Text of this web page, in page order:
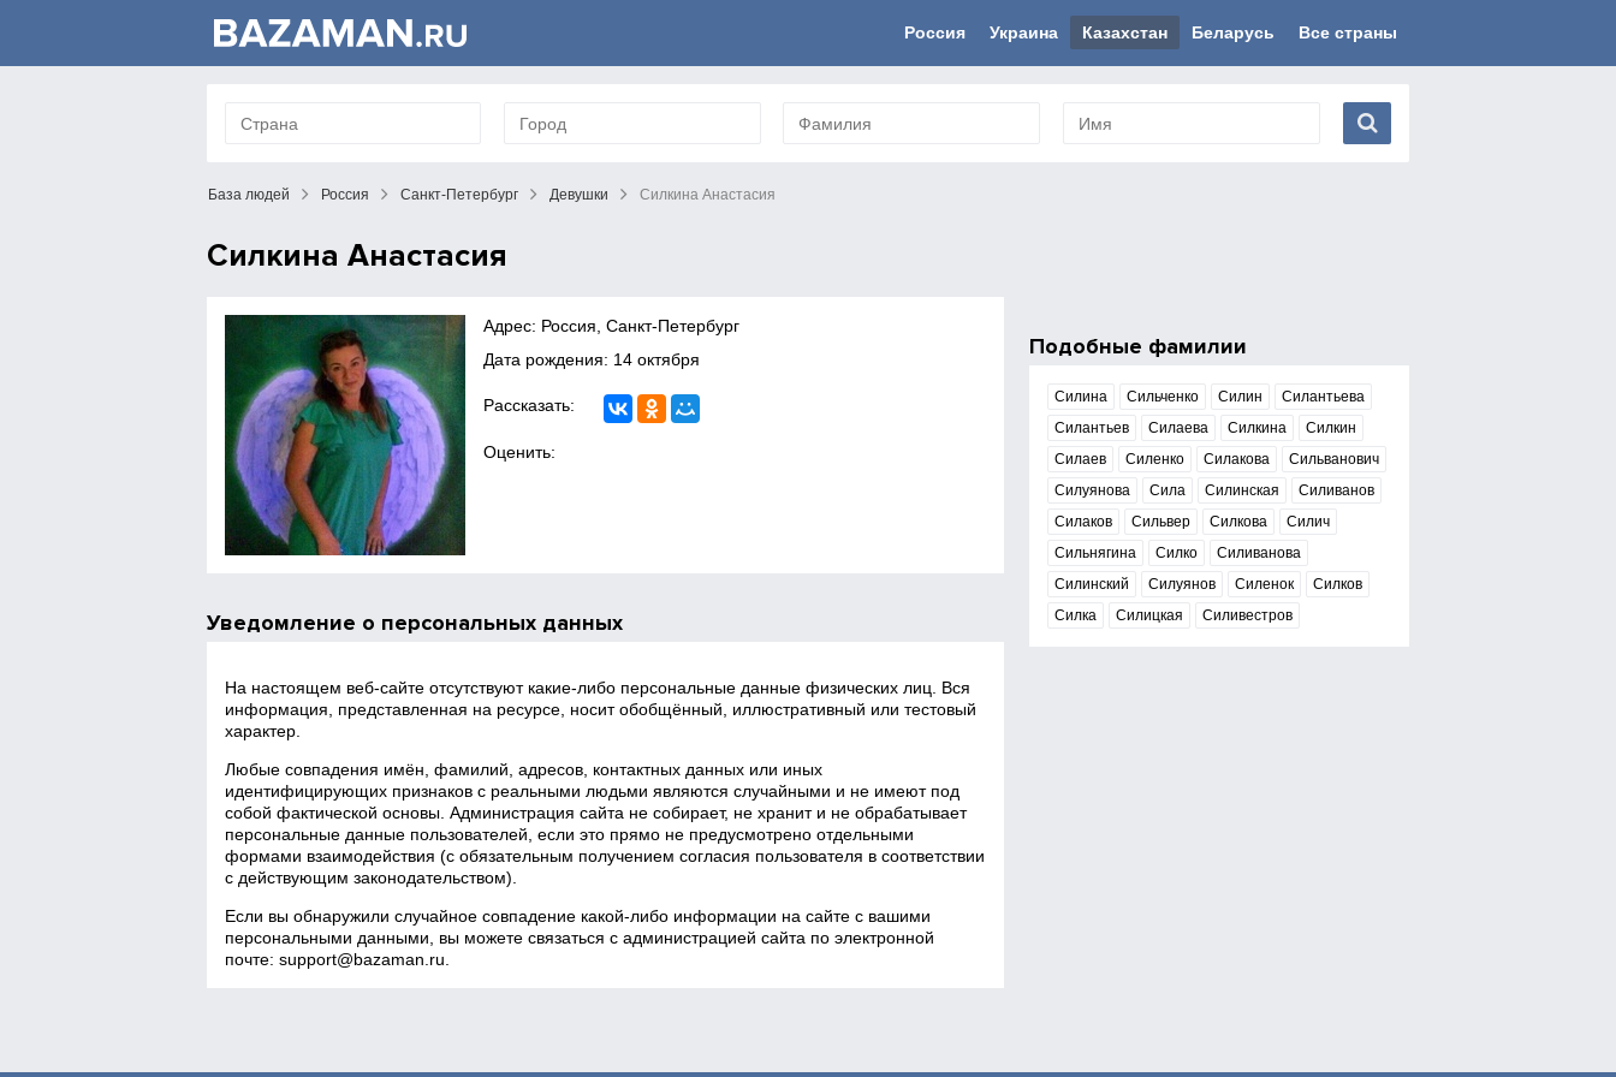
Россия Украина Казахстан Беларусь Все страны
База людей Россия Санкт-Петербург Девушки Силкина Анастасия
Силкина Анастасия
Адрес: Россия, Санкт-Петербург
Дата рождения: 14 октября
Рассказать:
Оценить:
Уведомление о персональных данных
На настоящем веб‑сайте отсутствуют какие‑либо персональные данные физических лиц. Вся
информация, представленная на ресурсе, носит обобщённый, иллюстративный или тестовый
характер.
Любые совпадения имён, фамилий, адресов, контактных данных или иных
идентифицирующих признаков с реальными людьми являются случайными и не имеют под
собой фактической основы. Администрация сайта не собирает, не хранит и не обрабатывает
персональные данные пользователей, если это прямо не предусмотрено отдельными
формами взаимодействия (с обязательным получением согласия пользователя в соответствии
с действующим законодательством).
Если вы обнаружили случайное совпадение какой‑либо информации на сайте с вашими
персональными данными, вы можете связаться с администрацией сайта по электронной
почте:support@bazaman.ru
Подобные фамилии
Силина Сильченко Силин
Силантьева
Силантьев
Силаева Силкина
Силкин
Силаев
Силенко Силакова
Сильванович
Силуянова
Сила Силинская
Силиванов
Силаков
Сильвер Силкова
Силич
Сильнягина
Силко
Силиванова
Силинский
Силуянов Силенок
Силков
Силка
Силицкая Силивестров